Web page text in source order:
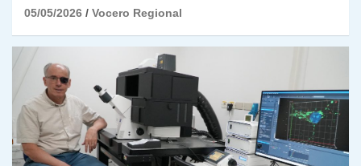
05/05/2026 Vocero Regional